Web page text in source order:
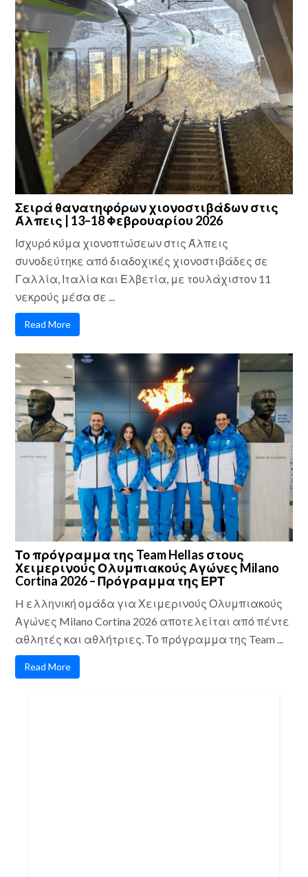
Σειρά θανατηφόρων χιονοστιβάδων στις
Άλπεις | 13–18 Φεβρουαρίου 2026
Ισχυρό κύμα χιονοπτώσεων στις Άλπεις
συνοδεύτηκε από διαδοχικές χιονοστιβάδες σε
Γαλλία, Ιταλία και Ελβετία, με τουλάχιστον 11
νεκρούς μέσα σε ...
Read More
Το πρόγραμμα της Team Hellas στους
Χειμερινούς Ολυμπιακούς Αγώνες Milano
Cortina 2026 – Πρόγραμμα της ΕΡΤ
H ελληνική ομάδα για Χειμερινούς Ολυμπιακούς
Αγώνες Milano Cortina 2026 αποτελείται από πέντε
αθλητές και αθλήτριες. Το πρόγραμμα της Team ...
Read More